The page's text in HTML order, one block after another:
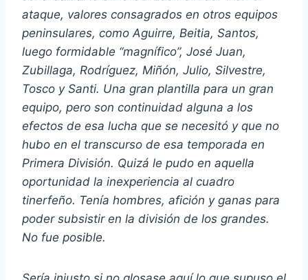
ataque, valores consagrados en otros equipos
peninsulares, como Aguirre, Beitia, Santos,
luego formidable “magnífico”, José Juan,
Zubillaga, Rodríguez, Miñón, Julio, Silvestre,
Tosco y Santi. Una gran plantilla para un gran
equipo, pero son continuidad alguna a los
efectos de esa lucha que se necesitó y que no
hubo en el transcurso de esa temporada en
Primera División. Quizá le pudo en aquella
oportunidad la inexperiencia al cuadro
tinerfeño. Tenía hombres, afición y ganas para
poder subsistir en la división de los grandes.
No fue posible.